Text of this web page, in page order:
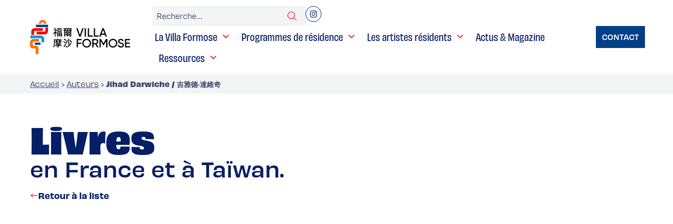
La Villa Formose Programmes de résidence Les artistes résidents
Actus & Magazine
Ressources
CONTACT
Accueil › Auteurs › Jihad Darwiche / 吉雅德‧達維奇
Livres
en France et à Taïwan.
Retour à la liste